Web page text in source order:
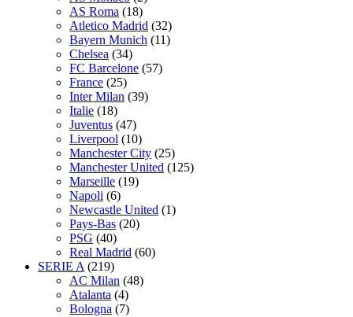
AS Roma (18)
Atletico Madrid (32)
Bayern Munich (11)
Chelsea (34)
FC Barcelone (57)
France (25)
Inter Milan (39)
Italie (18)
Juventus (47)
Liverpool (10)
Manchester City (25)
Manchester United (125)
Marseille (19)
Napoli (6)
Newcastle United (1)
Pays-Bas (20)
PSG (40)
Real Madrid (60)
SERIE A (219)
AC Milan (48)
Atalanta (4)
Bologna (7)